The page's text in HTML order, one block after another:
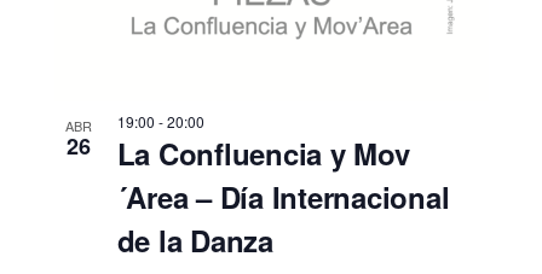
ABR
26
19:00 -20:00
La Confluencia y Mov
´Area – Día Internacional
de la Danza